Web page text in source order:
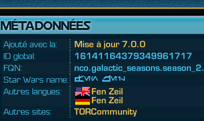
MÉTADONNÉES
Ajouté avec la:
Mise à jour 7.0.0
ID global:
16141164379349961717
FQN:
nco.galactic_seasons.season_2.
Star Wars name:
Fen Zeil
Autres langues:
Fen Zeil
Fen Zeil
Autres sites:
TORCommunity